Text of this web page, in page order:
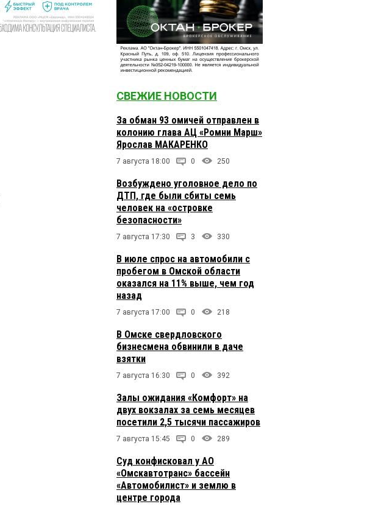
СВЕЖИЕ НОВОСТИ
За обман 93 омичей отправлен в
колонию глава АЦ «Ромни Марш»
Ярослав МАКАРЕНКО
7 августа 18:00 0 250
Возбуждено уголовное дело по
ДТП, где были сбиты семь
человек на «островке
безопасности»
7 августа 17:30 3 330
В июле спрос на автомобили с
пробегом в Омской области
оказался на 11% выше, чем год
назад
7 августа 17:00 0 218
В Омске свердловского
бизнесмена обвинили в даче
взятки
7 августа 16:30 0 392
Залы ожидания «Комфорт» на
двух вокзалах за семь месяцев
посетили 2,5 тысячи пассажиров
7 августа 15:45 0 289
Суд конфисковал у АО
«Омскавтотранс» бассейн
«Автомобилист» и землю в
центре города